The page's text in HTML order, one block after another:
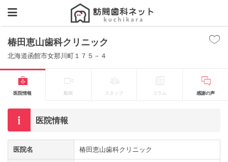
椿田恵山歯科クリニック
北海道函館市女那川町１７５－４
医院情報 動画 スタッフ コラム 感謝の声
医院情報
医院名 椿田恵山歯科クリニック